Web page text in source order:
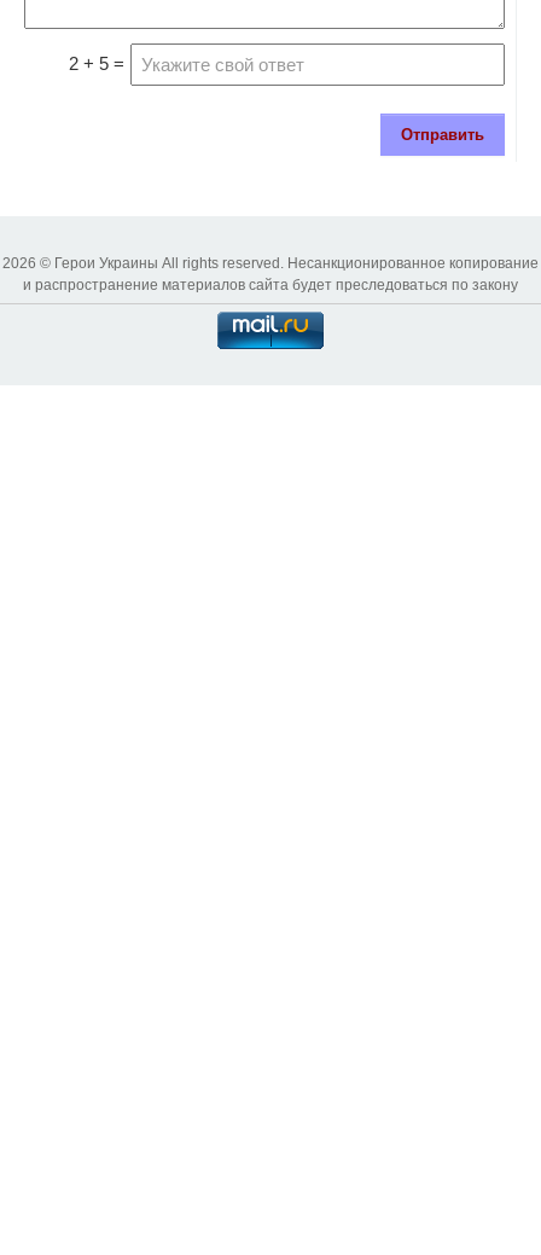
2 + 5 =
Отправить
2026 © Герои Украины All rights reserved. Несанкционированное копирование
и распространение материалов сайта будет преследоваться по закону